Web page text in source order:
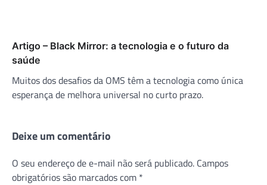
Artigo – Black Mirror: a tecnologia e o futuro da
saúde
Muitos dos desafios da OMS têm a tecnologia como única
esperança de melhora universal no curto prazo.
Deixe um comentário
O seu endereço de e-mail não será publicado. Campos
obrigatórios são marcados com *